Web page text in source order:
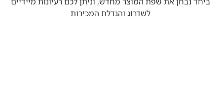
לשדרוג והגדלת המכירות